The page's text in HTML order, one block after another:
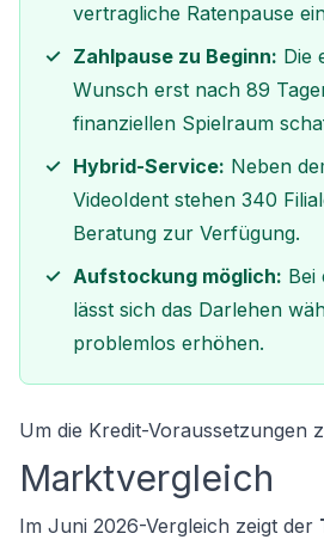
vertragliche Ratenpause
Zahlpause zu Beginn: Die
Wunsch erst nach 89
finanziellen Spielraum
Hybrid-Service: Neben
VideoIdent stehen 340
Beratung zur Verfügung.
Aufstockung möglich: Bei
lässt sich das Darlehen
problemlos erhöhen.
Um die Kredit-Voraussetzungen
Marktvergleich
Im Juni 2026-Vergleich zeigt der